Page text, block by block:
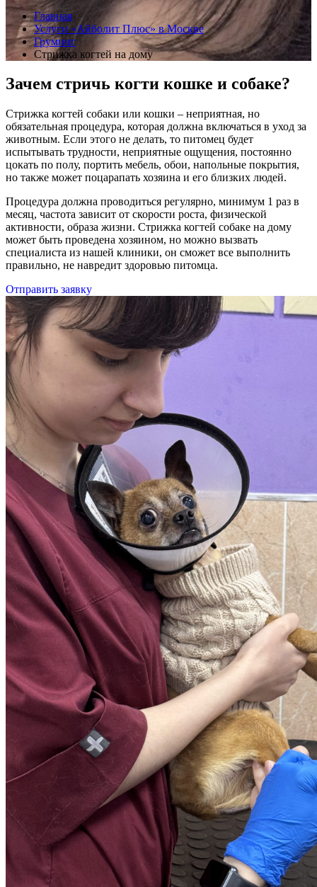
Главная
Услуги «Айболит Плюс» в Москве
Груминг
Стрижка когтей на дому
Зачем стричь когти кошке и собаке?
Стрижка когтей собаки или кошки – неприятная, но
обязательная процедура, которая должна включаться в уход за
животным. Если этого не делать, то питомец будет
испытывать трудности, неприятные ощущения, постоянно
цокать по полу, портить мебель, обои, напольные покрытия,
но также может поцарапать хозяина и его близких людей.
Процедура должна проводиться регулярно, минимум 1 раз в
месяц, частота зависит от скорости роста, физической
активности, образа жизни. Стрижка когтей собаке на дому
может быть проведена хозяином, но можно вызвать
специалиста из нашей клиники, он сможет все выполнить
правильно, не навредит здоровью питомца.
Отправить заявку